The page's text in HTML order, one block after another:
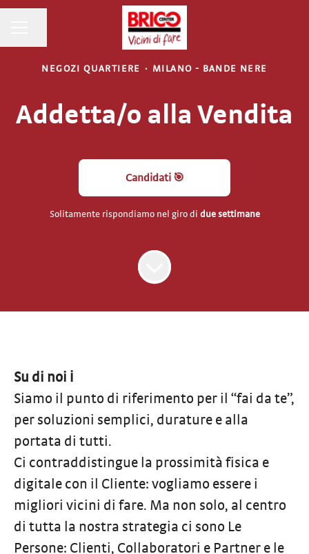
NEGOZI QUARTIERE · MILANO - BANDE NERE
Addetta/o alla Vendita
Candidati 🎯
Solitamente rispondiamo nel giro di due settimane
Su di noi ℹ️
Siamo il punto di riferimento per il “fai da te”,
per soluzioni semplici, durature e alla
portata di tutti.
Ci contraddistingue la prossimità fisica e
digitale con il Cliente: vogliamo essere i
migliori vicini di fare. Ma non solo, al centro
di tutta la nostra strategia ci sono Le
Persone: Clienti, Collaboratori e Partner e le